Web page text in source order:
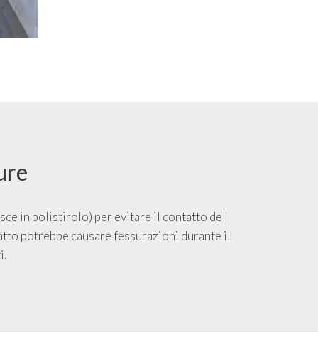
in polistirolo) per evitare il contatto del
potrebbe causare fessurazioni durante il